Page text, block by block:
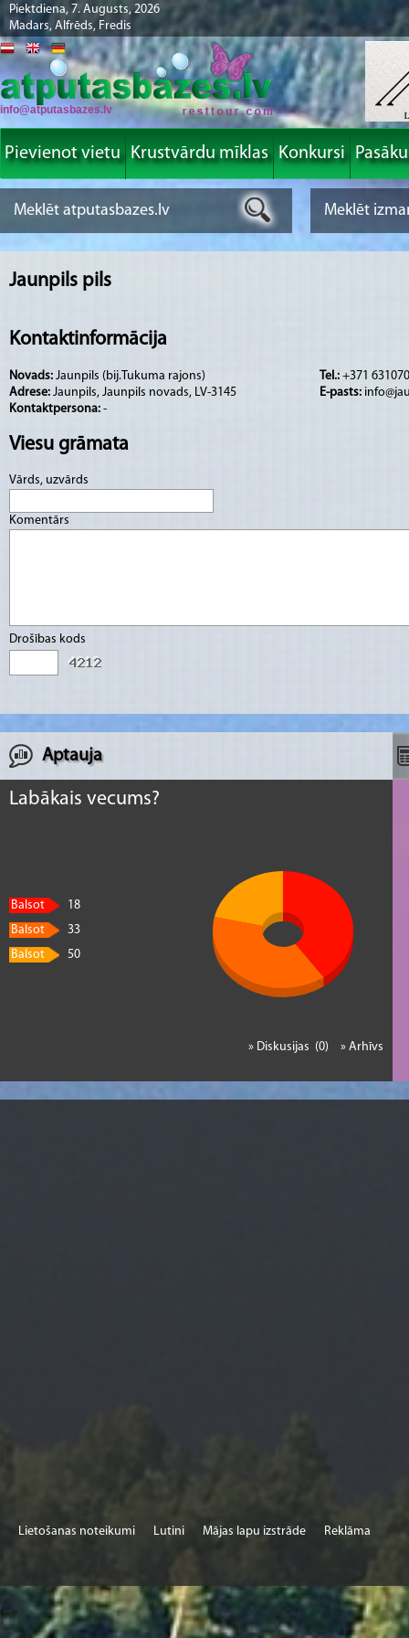
Piektdiena, 7. Augusts, 2026
Madars, Alfrēds, Fredis
info@atputasbazes.lv
Pievienot vietu Krustvārdu mīklas Konkursi
Jaunpils pils
Kontaktinformācija
Novads: Jaunpils (bij.Tukuma rajons)
Adrese: Jaunpils, Jaunpils novads, LV-3145
Kontaktpersona: -
Tel.: +371
E-pasts:
Viesu grāmata
Vārds, uzvārds
Komentārs
Drošības kods
Aptauja
Labākais vecums?
Balsot
18
Balsot
33
Balsot
50
» Arhīvs
» Diskusijas (0)
Lietošanas noteikumi Lutini Mājas lapu izstrāde Reklāma